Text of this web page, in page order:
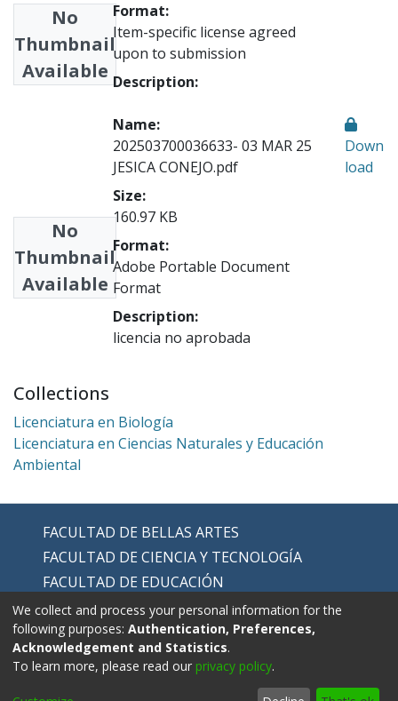
No
Thumbnail
Available
Format:
Item-specific license agreed
upon to submission
Description:
No
Thumbnail
Available
Name:
202503700036633- 03 MAR 25
JESICA CONEJO.pdf
Size:
160.97 KB
Format:
Adobe Portable Document
Format
Description:
licencia no aprobada
Down
load
Collections
Licenciatura en Biología
Licenciatura en Ciencias Naturales y Educación
Ambiental
FACULTAD DE BELLAS ARTES
FACULTAD DE CIENCIA Y TECNOLOGÍA
FACULTAD DE EDUCACIÓN
FACULTAD DE EDUCACIÓN FÍSICA
FACULTAD DE HUMANIDADES
We collect and process your personal information for the
following purposes: Authentication, Preferences,
Acknowledgement and Statistics.
To learn more, please read our privacy policy.